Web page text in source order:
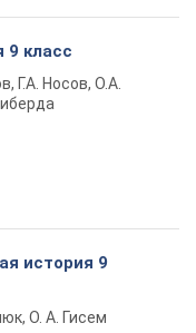
9 класс
Г.А. Носов, О.А.
история 9
О. А. Гисем